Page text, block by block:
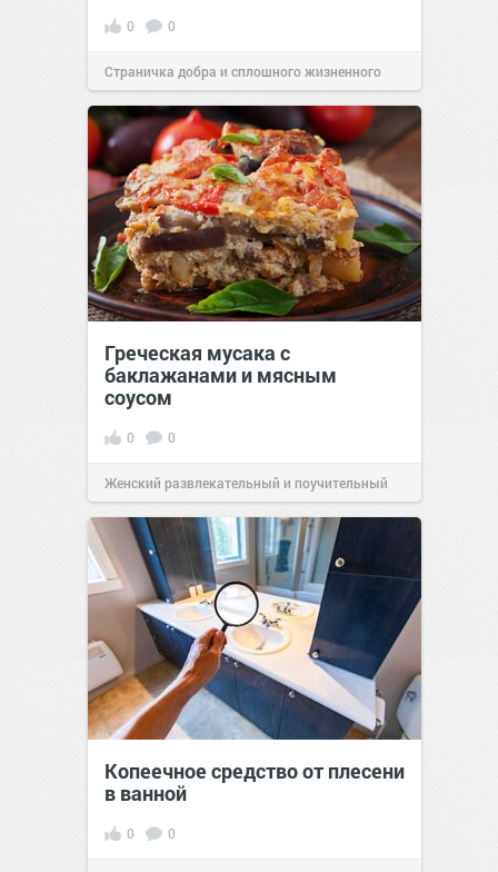
0 0
Страничка добра и сплошного жизненного
позитива!17:38Вчера
Греческая мусака с
баклажанами и мясным
соусом
0 0
Женский развлекательный и поучительный
сайт.21:33Вчера
Копеечное средство от плесени
в ванной
0 0